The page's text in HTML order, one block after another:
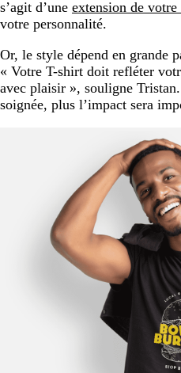
s’agit d’une extension de votre
votre personnalité.
Or, le style dépend en grande
« Votre T-shirt doit refléter
avec plaisir », souligne
soignée, plus l’impact sera